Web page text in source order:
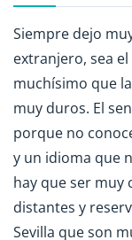
Siempre dejo
extranjero, sea
muchísimo que
muy duros. El
porque no
y un idioma que
hay que ser muy
distantes y
Sevilla que son